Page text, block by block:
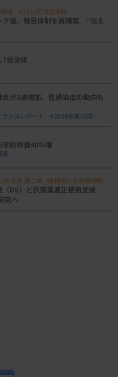
現場 #32 山形済生病院
ク値、報告体制を再構築 “伝え
7自治体
が3週増加、性感染症の動向も
ランスレポート #2026年第29週
的検査40％増
査
松井 建二郎（藤田医科大学病院臨床
査室）
DS）と抗菌薬適正使用支援
究へ